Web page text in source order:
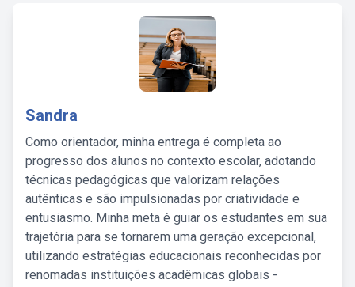
Sandra
Como orientador, minha entrega é completa ao
progresso dos alunos no contexto escolar, adotando
técnicas pedagógicas que valorizam relações
autênticas e são impulsionadas por criatividade e
entusiasmo. Minha meta é guiar os estudantes em sua
trajetória para se tornarem uma geração excepcional,
utilizando estratégias educacionais reconhecidas por
renomadas instituições acadêmicas globais -